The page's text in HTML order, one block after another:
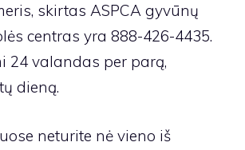
skirtas ASPCA gyvūnų
centras yra 888-426-4435.
24 valandas per parą,
dieną.
neturite nė vieno iš